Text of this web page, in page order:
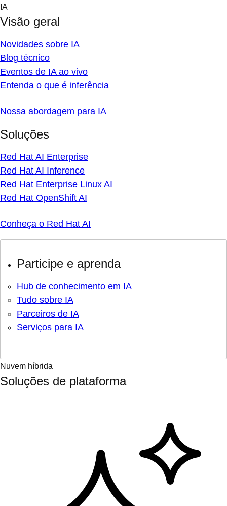
Skip
content
IA
Visão geral
Novidades sobre IA
Blog técnico
Eventos de IA ao vivo
Entenda o que é inferência
Nossa abordagem para IA
Soluções
Red Hat AI Enterprise
Red Hat AI Inference
Red Hat Enterprise Linux AI
Red Hat OpenShift AI
Conheça o Red Hat AI
Participe e aprenda
Hub de conhecimento em IA
Tudo sobre IA
Parceiros de IA
Serviços para IA
Nuvem híbrida
Soluções de plataforma